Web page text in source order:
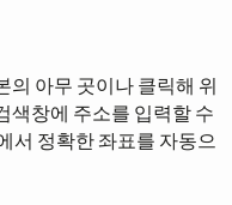
의 아무 곳이나 클릭해 위
색창에 주소를 입력할 수
서 정확한 좌표를 자동으